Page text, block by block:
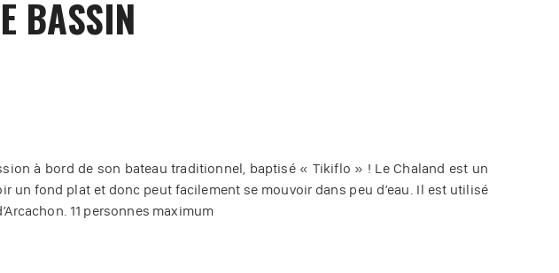
BASSIN
à bord de son bateau traditionnel, baptisé « Tikiflo » ! Le Chaland est un
un fond plat et donc peut facilement se mouvoir dans peu d’eau. Il est utilisé
11 personnes maximum